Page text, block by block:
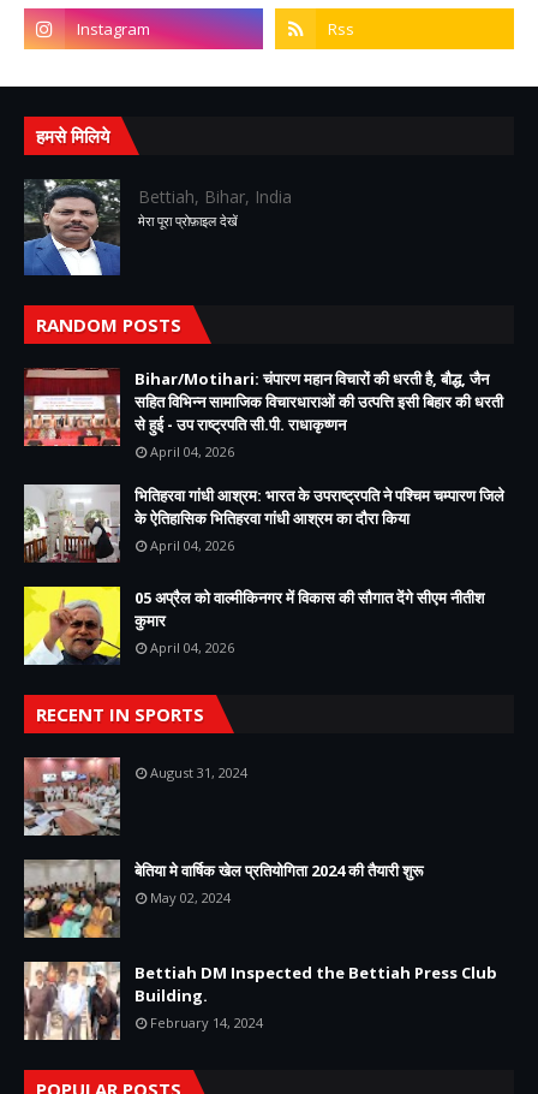
हमसे मिलिये
Bettiah, Bihar, India
मेरा पूरा प्रोफ़ाइल देखें
RANDOM POSTS
Bihar/Motihari: चंपारण महान विचारों की धरती है, बौद्ध, जैन
सहित विभिन्न सामाजिक विचारधाराओं की उत्पत्ति इसी बिहार की धरती
से हुई - उप राष्ट्रपति सी.पी. राधाकृष्णन
April 04, 2026
भितिहरवा गांधी आश्रम: भारत के उपराष्ट्रपति ने पश्चिम चम्पारण जिले
के ऐतिहासिक भितिहरवा गांधी आश्रम का दौरा किया
April 04, 2026
05 अप्रैल को वाल्मीकिनगर में विकास की सौगात देंगे सीएम नीतीश
कुमार
April 04, 2026
RECENT IN SPORTS
August 31, 2024
बेतिया मे वार्षिक खेल प्रतियोगिता 2024 की तैयारी शुरू
May 02, 2024
Bettiah DM Inspected the Bettiah Press Club
Building.
February 14, 2024
POPULAR POSTS